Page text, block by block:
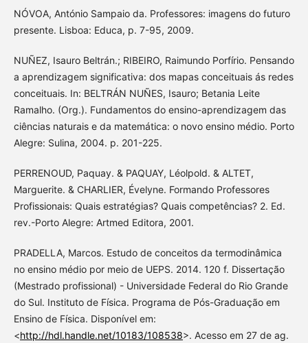
NÓVOA, António Sampaio da. Professores: imagens do futuro
presente. Lisboa: Educa, p. 7-95, 2009.
NUÑEZ, Isauro Beltrán.; RIBEIRO, Raimundo Porfírio. Pensando
a aprendizagem significativa: dos mapas conceituais ás redes
conceituais. In: BELTRÁN NUÑES, Isauro; Betania Leite
Ramalho. (Org.). Fundamentos do ensino-aprendizagem das
ciências naturais e da matemática: o novo ensino médio. Porto
Alegre: Sulina, 2004. p. 201-225.
PERRENOUD, Paquay. & PAQUAY, Léolpold. & ALTET,
Marguerite. & CHARLIER, Évelyne. Formando Professores
Profissionais: Quais estratégias? Quais competências? 2. Ed.
rev.-Porto Alegre: Artmed Editora, 2001.
PRADELLA, Marcos. Estudo de conceitos da termodinâmica
no ensino médio por meio de UEPS. 2014. 120 f. Dissertação
(Mestrado profissional) - Universidade Federal do Rio Grande
do Sul. Instituto de Física. Programa de Pós-Graduação em
Ensino de Física. Disponível em:
<http://hdl.handle.net/10183/108538>. Acesso em 27 de ag.